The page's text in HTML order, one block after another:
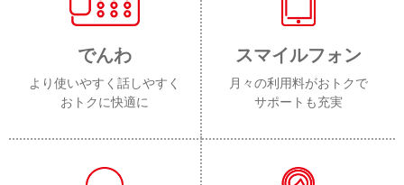
でんわ
より使いやすく話しやすく
おトクに快適に
スマイルフォン
月々の利用料がおトクで
サポートも充実